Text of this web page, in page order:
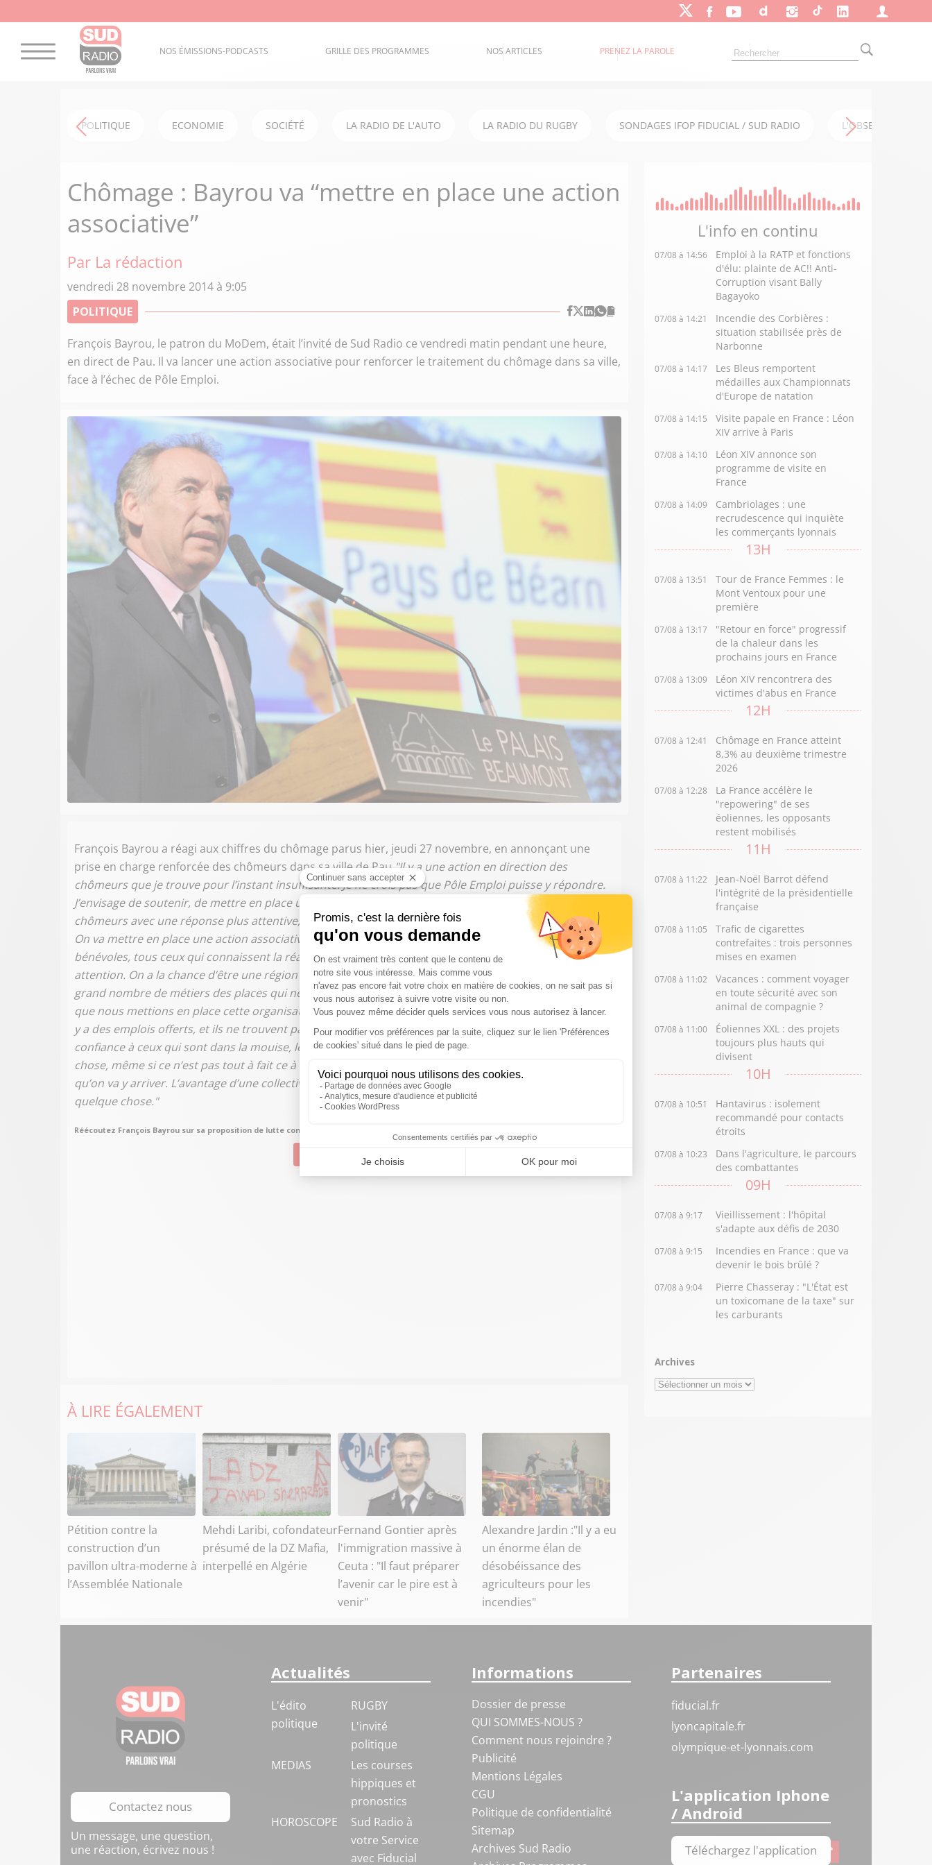
NOS ÉMISSIONS-PODCASTS GRILLE DES PROGRAMMES NOS ARTICLES PRENEZ LA PAROLE
POLITIQUE ECONOMIE SOCIÉTÉ LA RADIO DE L'AUTO LA RADIO DU RUGBY SONDAGES IFOP FIDUCIAL / SUD RADIO L'OBSERVATOIRE
Chômage : Bayrou va “mettre en place une action
associative”
Par La rédaction
vendredi 28 novembre 2014 à 9:05
POLITIQUE
François Bayrou, le patron du MoDem, était l’invité de Sud Radio ce vendredi matin pendant une heure,
en direct de Pau. Il va lancer une action associative pour renforcer le traitement du chômage dans sa ville,
face à l’échec de Pôle Emploi.
François Bayrou a réagi aux chiffres du chômage parus hier, jeudi 27 novembre, en annonçant une
prise en charge renforcée des chômeurs dans sa ville de Pau. "Il y a une action en direction des
chômeurs que je trouve pour l’instant insuffisante. Je ne crois pas que Pôle Emploi puisse y répondre.
J’envisage de soutenir, de mettre en place une action associative qui fera une prise en charge de
chômeurs avec une réponse plus attentive, plus humaine, mieux inspirée par la réalité de l’entreprise.
On va mettre en place une action associative. L’idée que j’ai, c’est de faire davantage appel aux
bénévoles, tous ceux qui connaissent la réalité de l’emploi et de l’entreprise, qui sont capables de faire
attention. On a la chance d’être une région dans laquelle le tissu d’entreprises est fort. Il y a dans un
grand nombre de métiers des places qui ne sont pas occupées. Mon ambition est d’être présent, et
que nous mettions en place cette organisation de solidarité, d’écoute, pour répondre à ce paradoxe : il
y a des emplois offerts, et ils ne trouvent pas de réponse. Pas seulement mettre en contact, rendre la
confiance à ceux qui sont dans la mouise, leur apporter une réponse concrète, qu’ils trouvent quelque
chose, même si ce n’est pas tout à fait ce à quoi ils pourraient aspirer. On va essayer, je ne vous dis pas
qu’on va y arriver. L’avantage d’une collectivité locale, c’est qu’on peut tenter quelque chose, tenter
quelque chose."
Réécoutez François Bayrou sur sa proposition de lutte contre le chômage à Pau en cliquant ci-dessous.
Suivre Sud Radio
À LIRE ÉGALEMENT
Pétition contre la
construction d’un
pavillon ultra-moderne à
l’Assemblée Nationale
Mehdi Laribi, cofondateur
présumé de la DZ Mafia,
interpellé en Algérie
Fernand Gontier après
l'immigration massive à
Ceuta : "Il faut préparer
l’avenir car le pire est à
venir"
Alexandre Jardin :"Il y a eu
un énorme élan de
désobéissance des
agriculteurs pour les
incendies"
L'info en continu
07/08 à 14:56
Emploi à la RATP et fonctions
d'élu: plainte de AC!! Anti-
Corruption visant Bally
Bagayoko
07/08 à 14:21
Incendie des Corbières :
situation stabilisée près de
Narbonne
07/08 à 14:17
Les Bleus remportent
médailles aux Championnats
d'Europe de natation
07/08 à 14:15
Visite papale en France : Léon
XIV arrive à Paris
07/08 à 14:10
Léon XIV annonce son
programme de visite en
France
07/08 à 14:09
Cambriolages : une
recrudescence qui inquiète
les commerçants lyonnais
13H
07/08 à 13:51
Tour de France Femmes : le
Mont Ventoux pour une
première
07/08 à 13:17
"Retour en force" progressif
de la chaleur dans les
prochains jours en France
07/08 à 13:09
Léon XIV rencontrera des
victimes d'abus en France
12H
07/08 à 12:41
Chômage en France atteint
8,3% au deuxième trimestre
2026
07/08 à 12:28
La France accélère le
"repowering" de ses
éoliennes, les opposants
restent mobilisés
11H
07/08 à 11:22
Jean-Noël Barrot défend
l'intégrité de la présidentielle
française
07/08 à 11:05
Trafic de cigarettes
contrefaites : trois personnes
mises en examen
07/08 à 11:02
Vacances : comment voyager
en toute sécurité avec son
animal de compagnie ?
07/08 à 11:00
Éoliennes XXL : des projets
toujours plus hauts qui
divisent
10H
07/08 à 10:51
Hantavirus : isolement
recommandé pour contacts
étroits
07/08 à 10:23
Dans l'agriculture, le parcours
des combattantes
09H
07/08 à 9:17
Vieillissement : l'hôpital
s'adapte aux défis de 2030
07/08 à 9:15
Incendies en France : que va
devenir le bois brûlé ?
07/08 à 9:04
Pierre Chasseray : "L'État est
un toxicomane de la taxe" sur
les carburants
Archives
Archives
Contactez nous
Un message, une question,
une réaction, écrivez nous !
Actualités
L'édito
politique
RUGBY
L'invité
politique
MEDIAS
Les courses
hippiques et
pronostics
HOROSCOPE
Sud Radio à
votre Service
avec Fiducial
Informations
Dossier de presse
QUI SOMMES-NOUS ?
Comment nous rejoindre ?
Publicité
Mentions Légales
CGU
Politique de confidentialité
Sitemap
Archives Sud Radio
Partenaires
fiducial.fr
lyoncapitale.fr
olympique-et-lyonnais.com
L'application Iphone
/ Android
Téléchargez l'application